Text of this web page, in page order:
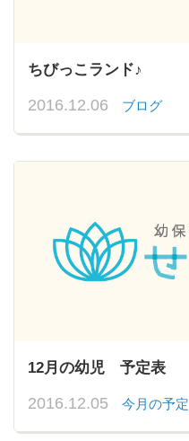
ちびっこランド♪
2016.12.06 ブログ
12月の幼児 予定表
2016.12.05 今月の予定